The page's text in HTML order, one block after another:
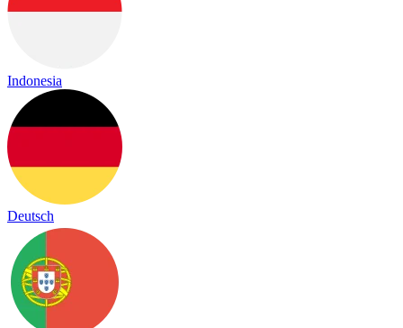
Indonesia
Deutsch